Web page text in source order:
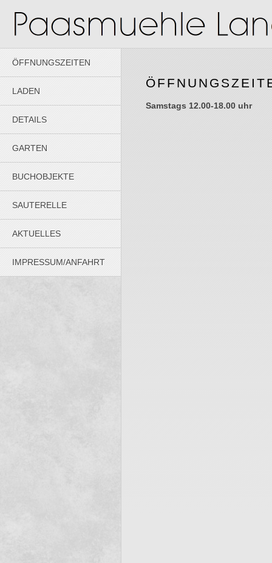
ÖFFNUNGSZEITEN
LADEN
DETAILS
GARTEN
BUCHOBJEKTE
SAUTERELLE
AKTUELLES
IMPRESSUM/ANFAHRT
Samstags 12.00-18.00 uhr